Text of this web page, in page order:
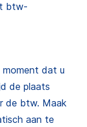
btw-
dat u
de plaats
de btw. Maak
aan te